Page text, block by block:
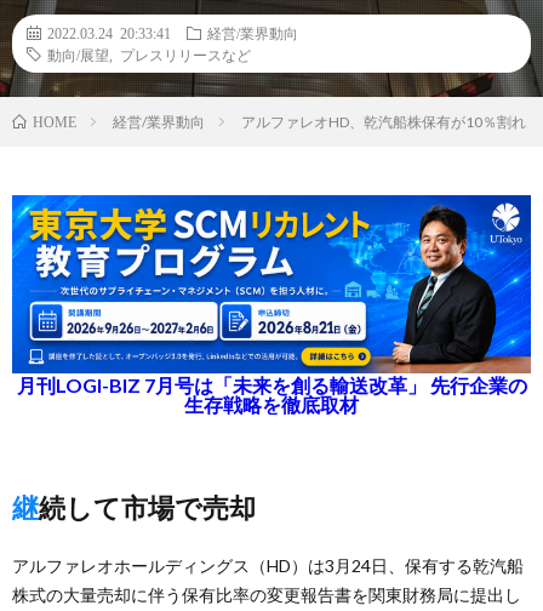
2022.03.24 20:33:41
経営/業界動向
動向/展望
プレスリリースなど
HOME 経営/業界動向 アルファレオHD、乾汽船株保有が10％割れ
月刊LOGI-BIZ 7月号は「未来を創る輸送改革」 先行企業の
生存戦略を徹底取材
継続して市場で売却
アルファレオホールディングス（HD）は3月24日、保有する乾汽船
株式の大量売却に伴う保有比率の変更報告書を関東財務局に提出し